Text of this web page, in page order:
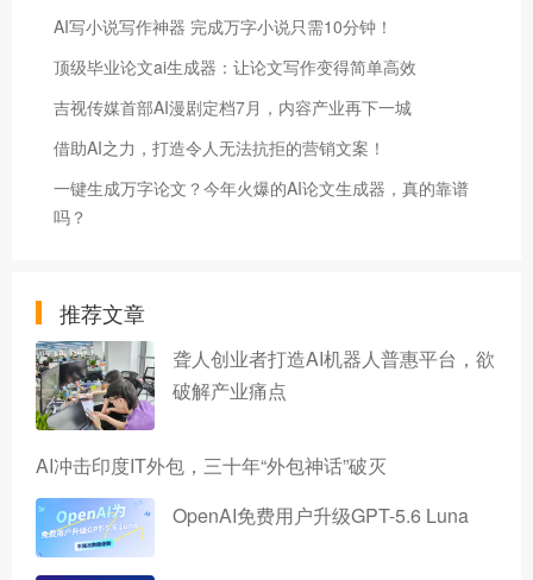
AI写小说写作神器 完成万字小说只需10分钟！
顶级毕业论文ai生成器：让论文写作变得简单高效
吉视传媒首部AI漫剧定档7月，内容产业再下一城
借助AI之力，打造令人无法抗拒的营销文案！
一键生成万字论文？今年火爆的AI论文生成器，真的靠谱
吗？
推荐文章
聋人创业者打造AI机器人普惠平台，欲
破解产业痛点
AI冲击印度IT外包，三十年“外包神话”破灭
OpenAI免费用户升级GPT-5.6 Luna